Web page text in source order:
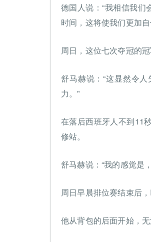
德国人说：“我相信我们
时间，这将使我们更加自
周日，这位七次夺冠的
舒马赫说：“这显然令
力。”
在落后西班牙人不到11
修站。
舒马赫说：“我的感觉是
周日早晨排位赛结束后
他从背包的后面开始，无